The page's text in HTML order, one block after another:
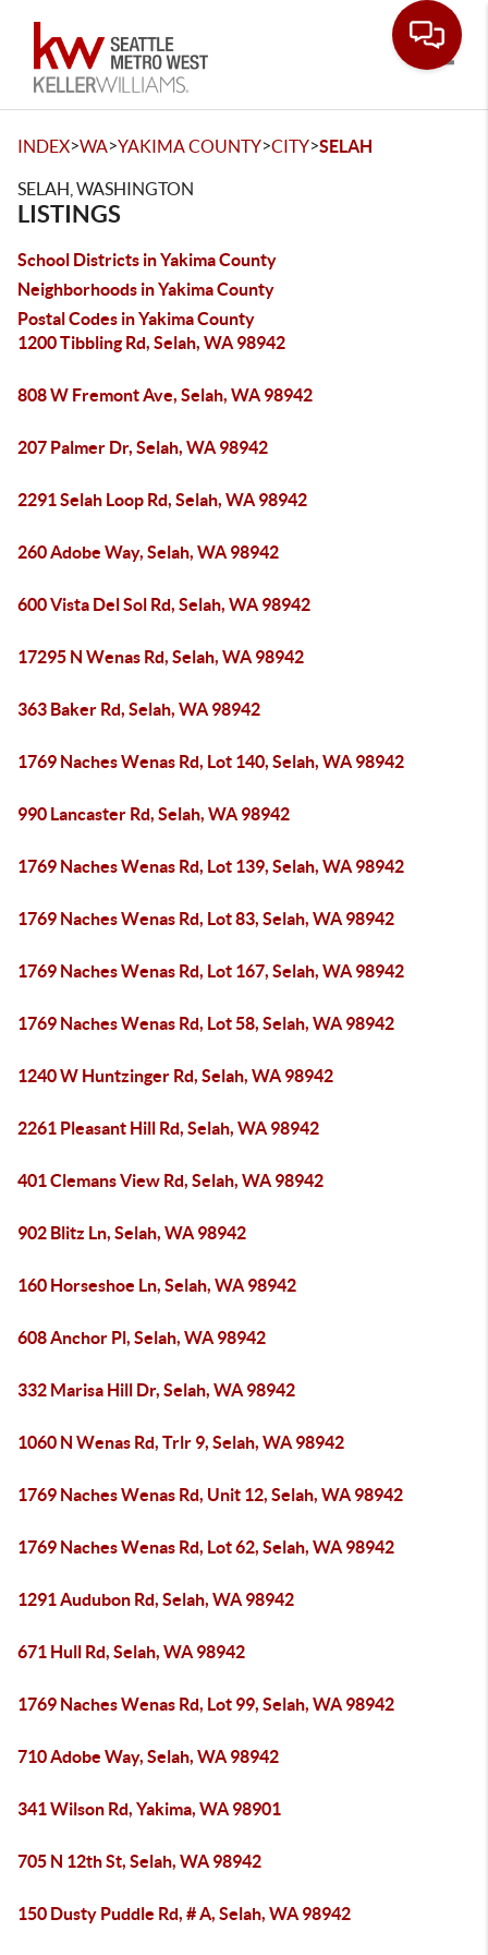
INDEX>WA>YAKIMA COUNTY>CITY>SELAH
SELAH, WASHINGTON
LISTINGS
School Districts in Yakima County
Neighborhoods in Yakima County
Postal Codes in Yakima County
1200 Tibbling Rd, Selah, WA 98942
808 W Fremont Ave, Selah, WA 98942
207 Palmer Dr, Selah, WA 98942
2291 Selah Loop Rd, Selah, WA 98942
260 Adobe Way, Selah, WA 98942
600 Vista Del Sol Rd, Selah, WA 98942
17295 N Wenas Rd, Selah, WA 98942
363 Baker Rd, Selah, WA 98942
1769 Naches Wenas Rd, Lot 140, Selah, WA 98942
990 Lancaster Rd, Selah, WA 98942
1769 Naches Wenas Rd, Lot 139, Selah, WA 98942
1769 Naches Wenas Rd, Lot 83, Selah, WA 98942
1769 Naches Wenas Rd, Lot 167, Selah, WA 98942
1769 Naches Wenas Rd, Lot 58, Selah, WA 98942
1240 W Huntzinger Rd, Selah, WA 98942
2261 Pleasant Hill Rd, Selah, WA 98942
401 Clemans View Rd, Selah, WA 98942
902 Blitz Ln, Selah, WA 98942
160 Horseshoe Ln, Selah, WA 98942
608 Anchor Pl, Selah, WA 98942
332 Marisa Hill Dr, Selah, WA 98942
1060 N Wenas Rd, Trlr 9, Selah, WA 98942
1769 Naches Wenas Rd, Unit 12, Selah, WA 98942
1769 Naches Wenas Rd, Lot 62, Selah, WA 98942
1291 Audubon Rd, Selah, WA 98942
671 Hull Rd, Selah, WA 98942
1769 Naches Wenas Rd, Lot 99, Selah, WA 98942
710 Adobe Way, Selah, WA 98942
341 Wilson Rd, Yakima, WA 98901
705 N 12th St, Selah, WA 98942
150 Dusty Puddle Rd, # A, Selah, WA 98942